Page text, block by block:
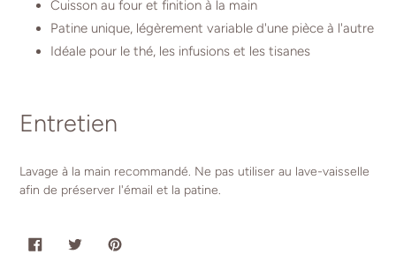
Cuisson au four et finition à la main
Patine unique, légèrement variable d'une pièce à l'autre
Idéale pour le thé, les infusions et les tisanes
Entretien
Lavage à la main recommandé. Ne pas utiliser au lave-vaisselle
afin de préserver l'émail et la patine.
PARTAGERTWEETER